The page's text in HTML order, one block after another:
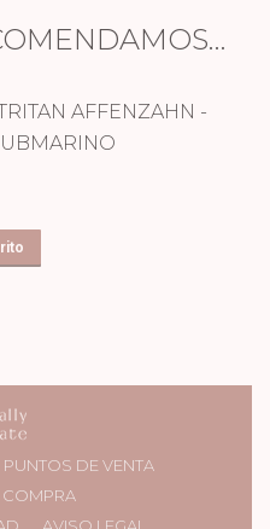
AFFENZAHN -
PUNTOS DE VENTA
COMPRA
AVISO LEGAL